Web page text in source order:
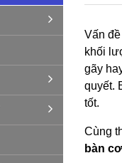
Vấn
khối
gãy
quyết.
tốt.
Cùng
bàn